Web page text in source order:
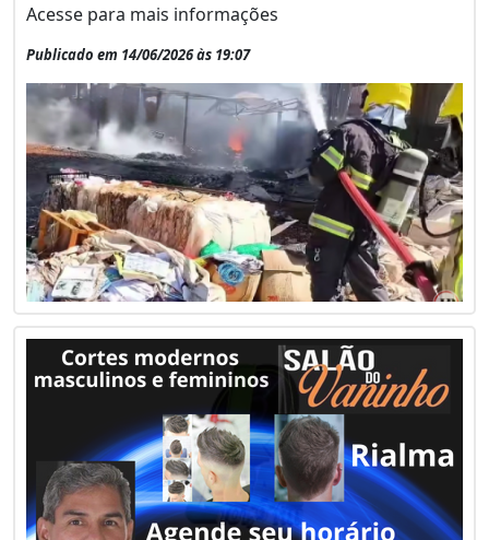
Acesse para mais informações
Publicado em 14/06/2026 às 19:07